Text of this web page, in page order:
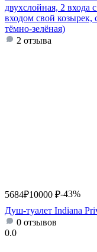
двухслойная, 2
входом свой козырек,
тёмно-зелёная)
2 отзыва
5684₽10000 ₽-43%
Душ-туалет Indiana
0 отзывов
0.0